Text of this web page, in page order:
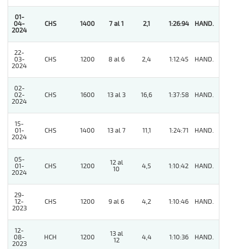
01-
04-
2024
CHS 1400 7 al 1 2,1 1:26:94 HAND.
22-
03-
2024
CHS 1200 8 al 6 2,4 1:12:45 HAND.
02-
02-
2024
CHS 1600 13 al 3 16,6 1:37:58 HAND.
15-
01-
2024
CHS 1400 13 al 7 11,1 1:24:71 HAND.
05-
01-
2024
CHS 1200
12 al
10
4,5 1:10:42 HAND.
29-
12-
2023
CHS 1200 9 al 6 4,2 1:10:46 HAND.
12-
08-
2023
HCH 1200
13 al
12
4,4 1:10:36 HAND.